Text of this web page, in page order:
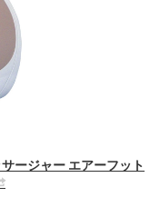
ージャー エアーフット